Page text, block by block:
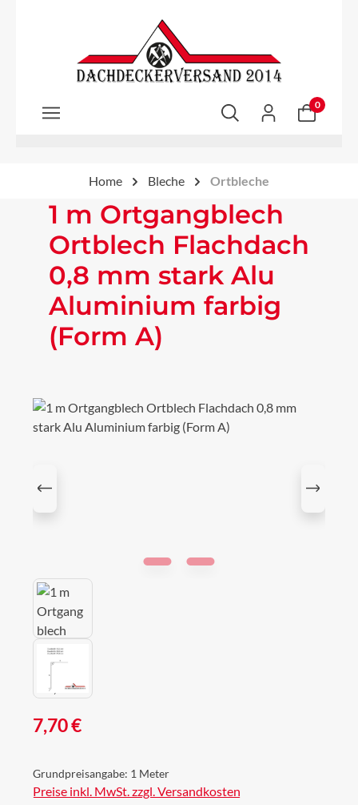
Zum Hauptinhalt springen
0
Home Bleche Ortbleche
1 m Ortgangblech
Ortblech Flachdach
0,8 mm stark Alu
Aluminium farbig
(Form A)
Bildergalerie überspringen
Regulärer Preis:
7,70 €
Grundpreisangabe: 1 Meter
Preise inkl. MwSt. zzgl. Versandkosten